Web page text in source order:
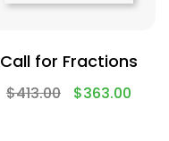
Call for Fractions
$413.00 $363.00